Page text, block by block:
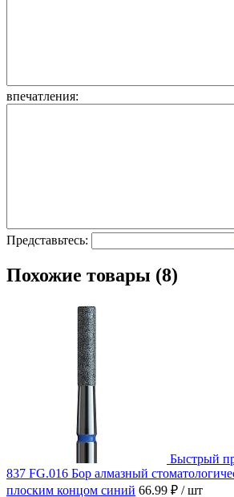
впечатления:
Представьтесь:
Похожие товары (8)
Быстрый
837 FG.016 Бор алмазный
плоским концом синий 66.99 ₽ / шт